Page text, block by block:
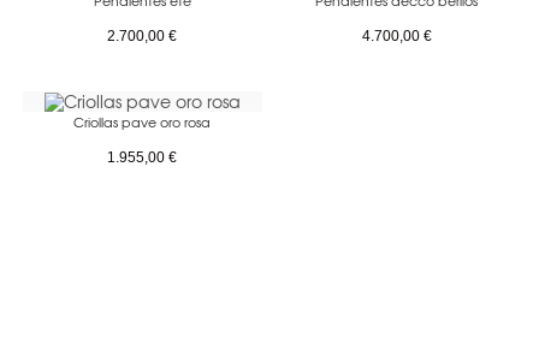
2.700,00€ 4.700,00 €
Criollas pave oro rosa
1.955,00€